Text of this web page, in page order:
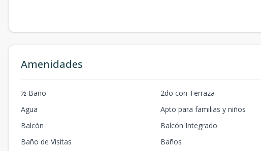
Amenidades
½ Baño 2do con Terraza
Agua
Apto para familias y niños
Balcón
Balcón Integrado
Baño de Visitas
Baños